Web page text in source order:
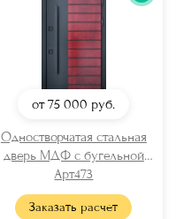
от 75 000 руб.
Одностворчатая стальная
дверь МДФ с бугельной
ручкой
Арт473
Заказать расчет